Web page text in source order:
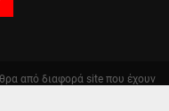
από διαφορά site που έχουν